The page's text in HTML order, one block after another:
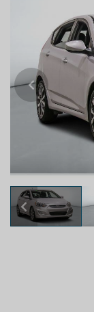
Previous
Previous